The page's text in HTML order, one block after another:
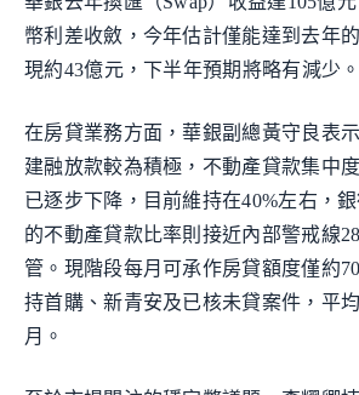
幣利差收斂，今年估計僅能達到去年
現約43億元，下半年預期將略有減少。
在房貸業務方面，華銀副總黃守良表
建融放款較為積極，不動產貸款集中
已逐步下降，目前維持在40%左右，
的不動產貸款比率則接近內部警戒線
管。現階段每月可承作房貸額度僅約
持首購、新青安及已核未貸案件，平
月。